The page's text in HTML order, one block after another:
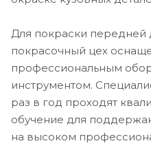
Для покраски передней
покрасочный цех
профессиональным
инструментом.
раз в год проходят
обучение для
на высоком